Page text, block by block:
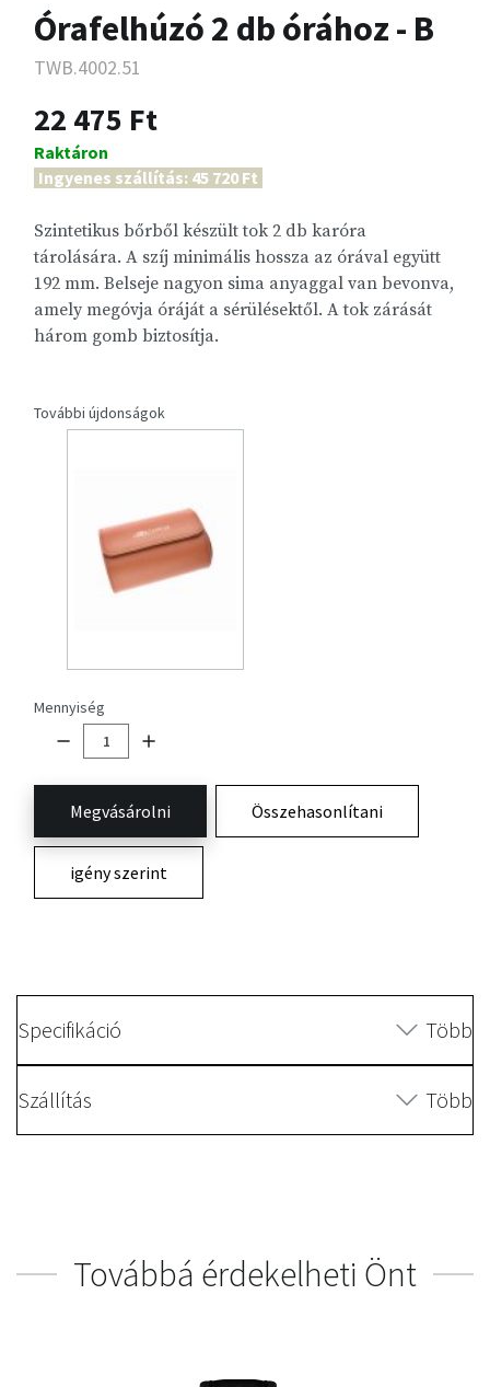
Órafelhúzó 2 db órához - B
TWB.4002.51
22 475 Ft
Raktáron
Ingyenes szállítás: 45 720 Ft
Szintetikus bőrből készült tok 2 db karóra
tárolására. A szíj minimális hossza az órával együtt
192 mm. Belseje nagyon sima anyaggal van bevonva,
amely megóvja óráját a sérülésektől. A tok zárását
három gomb biztosítja.
További újdonságok
Mennyiség
Megvásárolni Összehasonlítani
igény szerint
Specifikáció Több
Szállítás Több
Továbbá érdekelheti Önt